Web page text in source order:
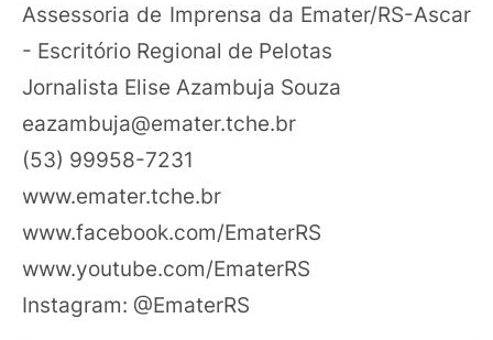
Assessoria de Imprensa da Emater/RS-Ascar
- Escritório Regional de Pelotas
Jornalista Elise Azambuja Souza
eazambuja@emater.tche.br
(53) 99958-7231
www.emater.tche.br
www.facebook.com/EmaterRS
www.youtube.com/EmaterRS
Instagram: @EmaterRS